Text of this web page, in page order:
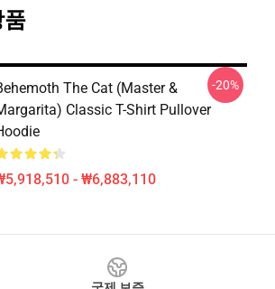
품
The Cat (Master &
Classic T-Shirt Pullover
- ₩6,883,110
-20%